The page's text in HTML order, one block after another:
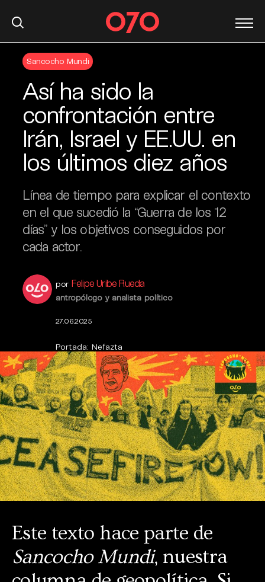
Sancocho Mundi
Así ha sido la
confrontación entre
Irán, Israel y EE.UU. en
los últimos diez años
Línea de tiempo para explicar el contexto
en el que sucedió la “Guerra de los 12
días” y los objetivos conseguidos por
cada actor.
por Felipe Uribe Rueda
antropólogo y analista político
27.06.2025
Portada: Nefazta
Este texto hace parte de
Sancocho Mundi, nuestra